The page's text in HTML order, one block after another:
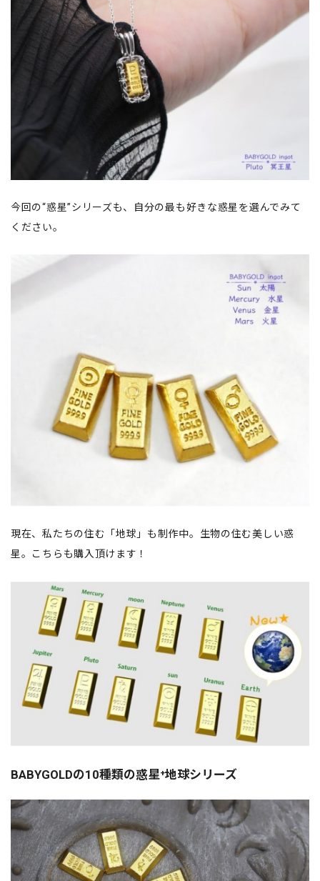
今回の“惑星”シリーズも、自分の最も好きな惑星を選んでみて
ください。
現在、私たちの住む「地球」も制作中。生物の住む美しい惑
星。こちらも購入頂けます！
BABYGOLDの10種類の惑星⁺地球シリーズ